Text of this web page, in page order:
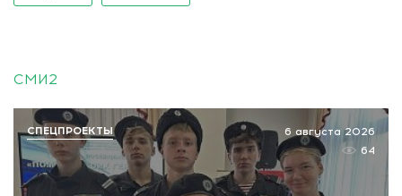
СМИ2
6 августа 2026
64
СПЕЦПРОЕКТЫ